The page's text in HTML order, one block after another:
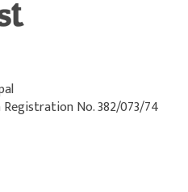
No. 382/073/74